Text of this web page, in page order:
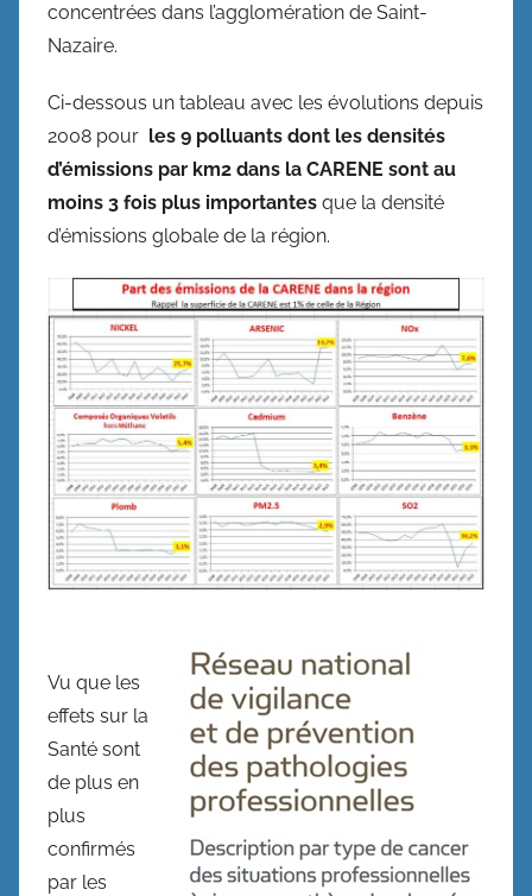
concentrées dans l’agglomération de Saint-
Nazaire.
Ci-dessous un tableau avec les évolutions depuis
2008 pour les 9 polluants dont les densités
d’émissions par km2 dans la CARENE sont au
moins 3 fois plus importantes que la densité
d’émissions globale de la région.
Vu que les
effets sur la
Santé sont
de plus en
plus
confirmés
par les